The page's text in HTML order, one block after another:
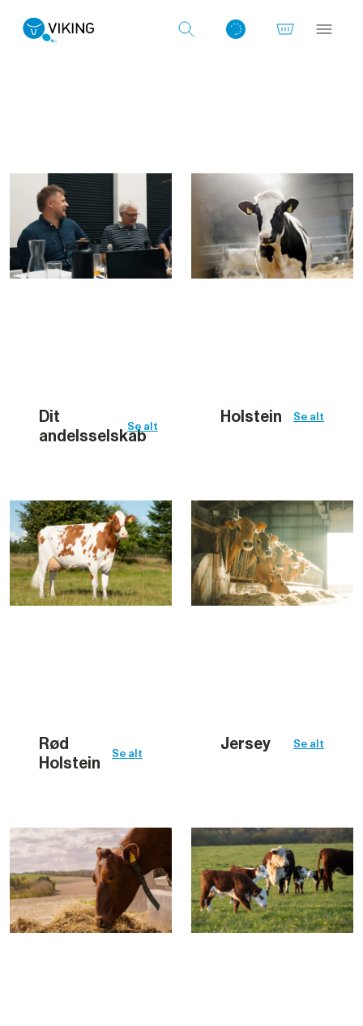
Dit
andelsselskab
Se alt Holstein Se alt
Rød
Holstein
Se alt Jersey Se alt